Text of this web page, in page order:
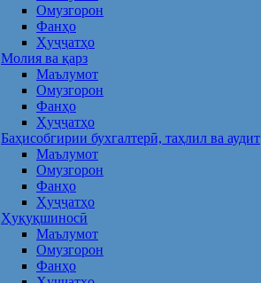
Омузгорон
Фанҳо
Ҳуҷҷатҳо
Молия ва қарз
Маълумот
Омузгорон
Фанҳо
Ҳуҷҷатҳо
Баҳисобгирии бухгалтерӣ, таҳлил ва аудит
Маълумот
Омузгорон
Фанҳо
Ҳуҷҷатҳо
Ҳуқуқшиносӣ
Маълумот
Омузгорон
Фанҳо